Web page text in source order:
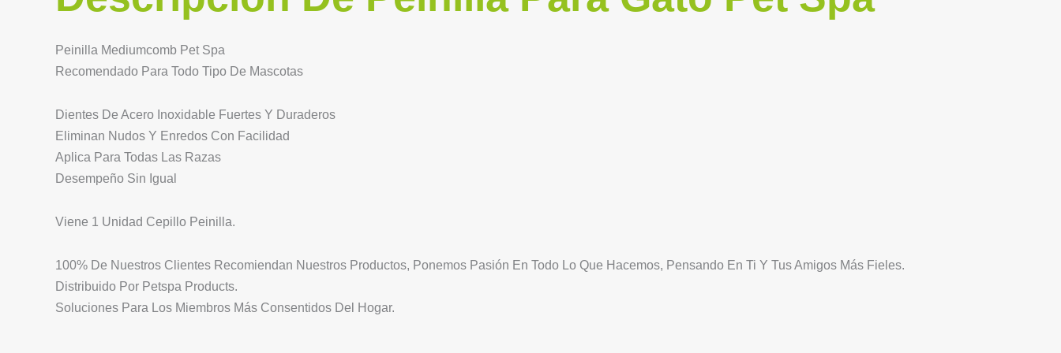
Peinilla Mediumcomb Pet Spa
Recomendado Para Todo Tipo De Mascotas
Dientes De Acero Inoxidable Fuertes Y Duraderos
Eliminan Nudos Y Enredos Con Facilidad
Aplica Para Todas Las Razas
Desempeño Sin Igual
Viene 1 Unidad Cepillo Peinilla.
100% De Nuestros Clientes Recomiendan Nuestros Productos, Ponemos Pasión En Todo Lo Que Hacemos, Pensando En Ti Y Tus Amigos Más Fieles.
Distribuido Por Petspa Products.
Soluciones Para Los Miembros Más Consentidos Del Hogar.